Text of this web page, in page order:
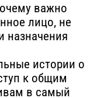
важно
лицо, не
назначения
истории о
к общим
в самый